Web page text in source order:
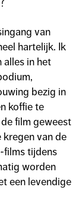
van
hartelijk. Ik
alles in het
bezig in
koffie te
film geweest
van de
films tijdens
worden
een levendige